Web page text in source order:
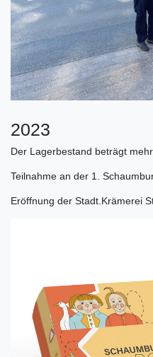
2023
Der Lagerbestand beträgt
Teilnahme an der 1.
Eröffnung der Stadt.Krämerei